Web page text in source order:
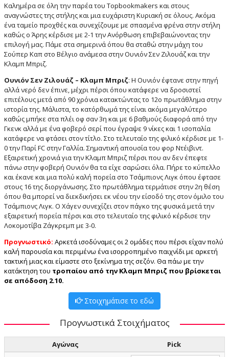
Καλημέρα σε όλη την παρέα του Topbookmakers και στους
αναγνώστες της στήλης και μια ευχάριστη Κυριακή σε όλους. Ακόμα
ένα ταμείο προχθές και συνεχίζουμε με σπασμένα φρένα στην στήλη
καθώς ο Άρης κέρδισε με 2-1 την Ανόρθωση επιβεβαιώνοντας την
επιλογή μας. Πάμε στα σημερινά όπου θα σταθώ στην μάχη του
Σούπερ Καπ στο Βέλγιο ανάμεσα στην Ουνιόν Σεν Ζιλουάζ και την
Κλαμπ Μπριζ.
Ουνιόν Σεν Ζιλουάζ – Κλαμπ Μπριζ: Η Ουνιόν έφτανε στην πηγή
αλλά νερό δεν έπινε, μέχρι πέρσι όπου κατάφερε να δροσιστεί
επιτέλους μετά από 90 χρόνια κατακτώντας το 12ο πρωτάθλημα στην
ιστορία της. Μάλιστα, το κατόρθωμά της είναι ακόμα μεγαλύτερο
καθώς μπήκε στα πλέι οφ σαν 3η και με 6 βαθμούς διαφορά από την
Γκενκ αλλά με ένα φοβερό σερί που έγραψε 9 νίκες και 1 ισοπαλία
κατάφερε να φτάσει στον τίτλο. Στο τελευταίο της φιλικό κέρδισε με 1-
0 την Παρί FC στην Γαλλία. Σημαντική απουσία του φορ Ντέιβιντ.
Εξαιρετική χρονιά για την Κλαμπ Μπριζ πέρσι που αν δεν έπεφτε
πάνω στην φοβερή Ουνιόν θα τα είχε σαρώσει όλα. Πήρε το κύπελλο
και έκανε και μια πολύ καλή πορεία στο Τσάμπιονς Λιγκ όπου έφτασε
στους 16 της διοργάνωσης. Στο πρωτάθλημα τερμάτισε στην 2η θέση
όπου θα μπορεί να διεκδικήσει εκ νέου την είσοδό της στον όμιλο του
Τσάμπιονς Λιγκ. Ο Χάγεν συνεχίζει στον πάγκο της φυσικά μετά την
εξαιρετική πορεία πέρσι και στο τελευταίο της φιλικό κέρδισε την
Λοκομοτίβα Ζάγκρεμπ με 3-0.
Προγνωστικό: Αρκετά ισοδύναμες οι 2 ομάδες που πέρσι είχαν πολύ
καλή παρουσία και περιμένω ένα ισορροπημένο παιχνίδι με αρκετή
τακτική μιας και είμαστε στο ξεκίνημα της σεζόν. Θα πάω με την
κατάκτηση του τροπαίου από την Κλαμπ Μπριζ που βρίσκεται
σε απόδοση 2.10.
Στοιχημάτισε το εδώ
Προγνωστικά Στοιχήματος
Αγώνας
Pick